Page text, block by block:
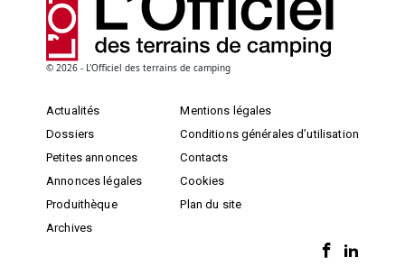
© 2026 - L'Officiel des terrains de camping
Actualités
Dossiers
Petites annonces
Annonces légales
Produithèque
Archives
Mentions légales
Conditions générales d’utilisation
Contacts
Cookies
Plan du site